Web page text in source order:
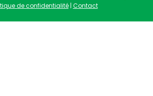
de confidentialité| Contact